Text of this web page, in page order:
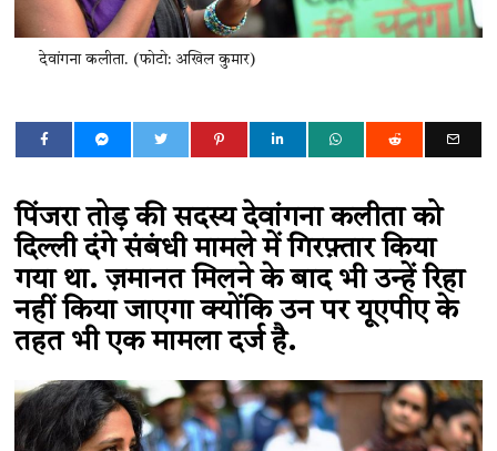
देवांगना कलीता. (फोटो: अखिल कुमार)
पिंजरा तोड़ की सदस्य देवांगना कलीता को
दिल्ली दंगे संबंधी मामले में गिरफ़्तार किया
गया था. ज़मानत मिलने के बाद भी उन्हें रिहा
नहीं किया जाएगा क्योंकि उन पर यूएपीए के
तहत भी एक मामला दर्ज है.